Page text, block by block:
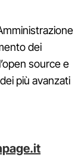
dei
source e
più avanzati